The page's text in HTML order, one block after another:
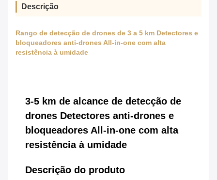
Descrição
Rango de detecção de drones de 3 a 5 km Detectores e
bloqueadores anti-drones All-in-one com alta
resistência à umidade
3-5 km de alcance de detecção de
drones Detectores anti-drones e
bloqueadores All-in-one com alta
resistência à umidade
Descrição do produto